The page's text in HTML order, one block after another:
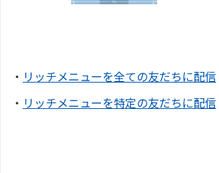
・ リッチメニューを全ての友だちに配信
・ リッチメニューを特定の友だちに配信